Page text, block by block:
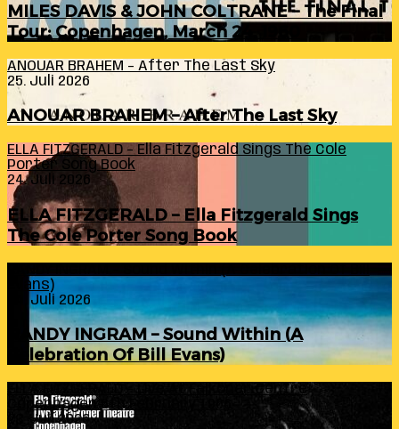
MILES DAVIS & JOHN COLTRANE – The Final
Tour: Copenhagen, March 24, 1960
ANOUAR BRAHEM – After The Last Sky
25. Juli 2026
ANOUAR BRAHEM – After The Last Sky
ELLA FITZGERALD – Ella Fitzgerald Sings The Cole
Porter Song Book
24. Juli 2026
ELLA FITZGERALD – Ella Fitzgerald Sings
The Cole Porter Song Book
Evans)
24. Juli 2026
RANDY INGRAM – Sound Within (A
Celebration Of Bill Evans)
ELLA FITZGERALD – Live At Falkoner Centre
Copenhagen 6th February 1966
23. Juli 2026